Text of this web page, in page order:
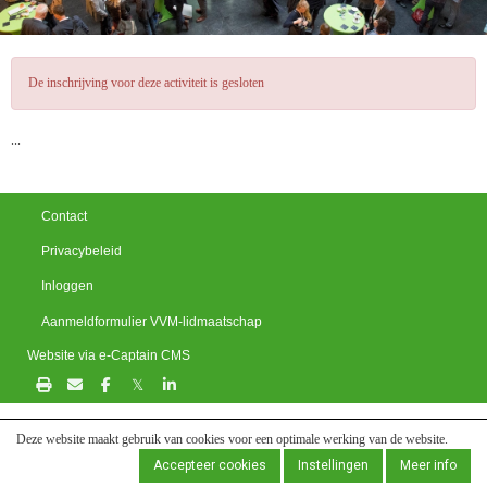
De inschrijving voor deze activiteit is gesloten
...
Contact
Privacybeleid
Inloggen
Aanmeldformulier VVM-lidmaatschap
Website via e-Captain CMS
𝕏
Deze website maakt gebruik van cookies voor een optimale werking van de website.
Accepteer cookies
Instellingen Meer info